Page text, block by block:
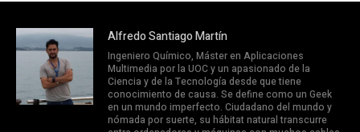
Alfredo Santiago Martín
Ingeniero Químico, Máster en Aplicaciones
Multimedia por la UOC y un apasionado de la
Ciencia y de la Tecnología desde que tiene
conocimiento de causa. Se define como un Geek
en un mundo imperfecto. Ciudadano del mundo y
nómada por suerte, su hábitat natural transcurre